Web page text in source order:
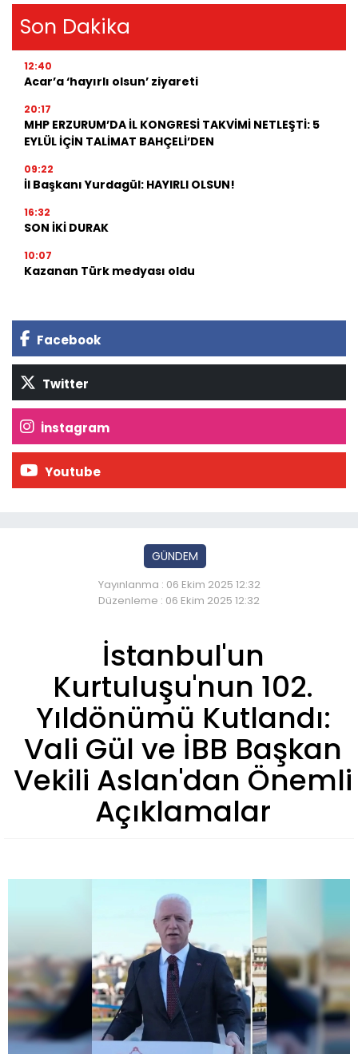
Son Dakika
12:40
Acar’a ‘hayırlı olsun’ ziyareti
20:17
MHP ERZURUM’DA İL KONGRESİ TAKVİMİ NETLEŞTİ: 5
EYLÜL İÇİN TALİMAT BAHÇELİ’DEN
09:22
İl Başkanı Yurdagül: HAYIRLI OLSUN!
16:32
SON İKİ DURAK
10:07
Kazanan Türk medyası oldu
Facebook
Twitter
İnstagram
Youtube
GÜNDEM
Yayınlanma : 06 Ekim 2025 12:32
Düzenleme : 06 Ekim 2025 12:32
İstanbul'un
Kurtuluşu'nun 102.
Yıldönümü Kutlandı:
Vali Gül ve İBB Başkan
Vekili Aslan'dan Önemli
Açıklamalar